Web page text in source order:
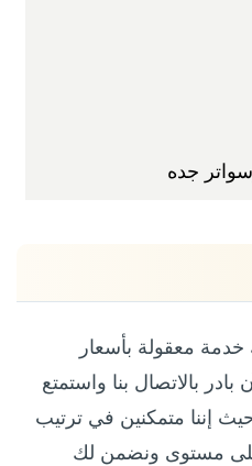
جده
معقولة بأسعار
بالاتصال بنا واستمتع
إننا متمكنين في ترتيب
مستوى ونضمن لك